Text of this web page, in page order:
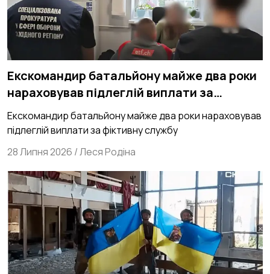
Екскомандир батальйону майже два роки
нараховував підлеглій виплати за
фіктивну службу
Екскомандир батальйону майже два роки нараховував
підлеглій виплати за фіктивну службу
28 Липня 2026 /Леся Родіна